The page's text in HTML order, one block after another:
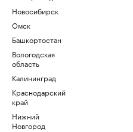
Новосибирск
Омск
Башкортостан
Вологодская
область
Калининград
Краснодарский
край
Нижний
Новгород